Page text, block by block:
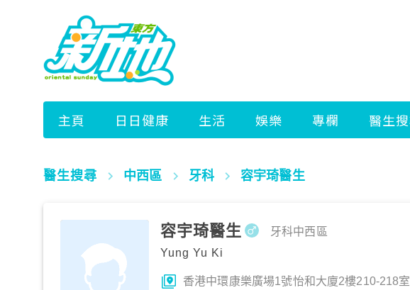
醫生搜尋 中西區 牙科 容宇琦醫生
容宇琦醫生
Yung Yu Ki
牙科中西區
香港中環康樂廣場1號怡和大廈2樓210-218室